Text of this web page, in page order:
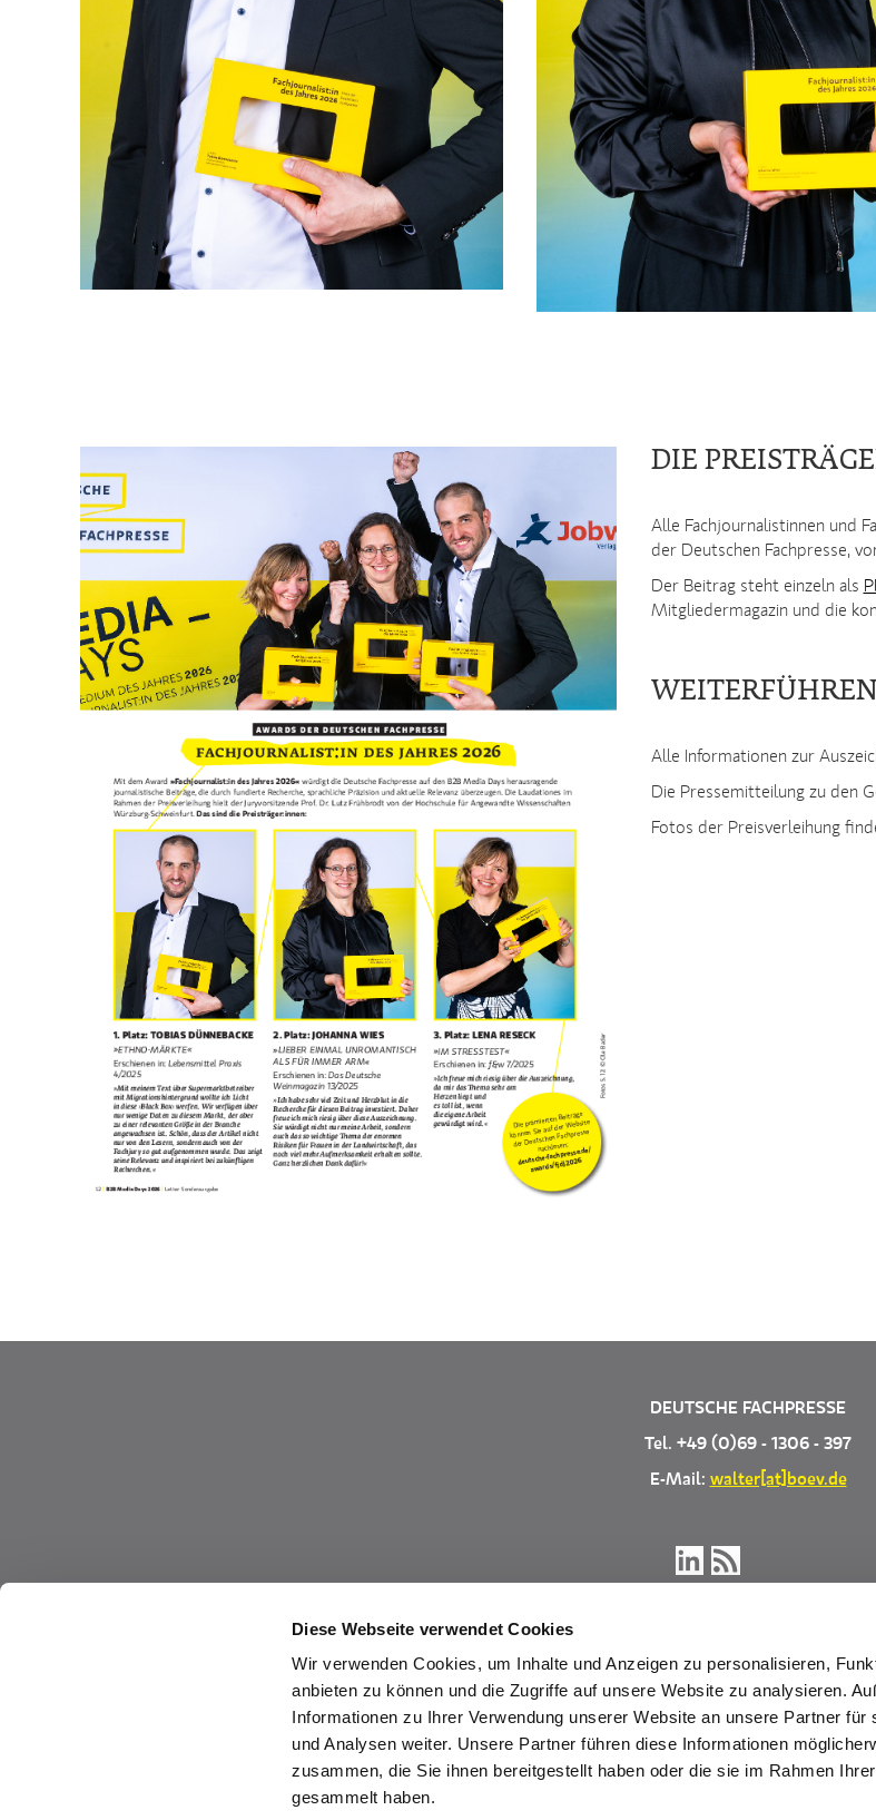
Diese Webseite verwendet Cookies
Wir verwenden Cookies, um Inhalte und Anzeigen zu personalisieren,
anbieten zu können und die Zugriffe auf unsere Website zu analysieren.
Informationen zu Ihrer Verwendung unserer Website an unsere Partner für
und Analysen weiter. Unsere Partner führen diese Informationen
zusammen, die Sie ihnen bereitgestellt haben oder die sie im Rahmen
gesammelt haben.
DIE
Alle Fachjournalistinnen und
der Deutschen Fachpresse,
Der Beitrag steht einzeln als
Mitgliedermagazin und die
Alle Informationen zur
Die Pressemitteilung zu den
Fotos der Preisverleihung
DEUTSCHE FACHPRESSE
Tel. +49 (0)69 - 1306 - 397
E-Mail: walter[at]boev.de
Träger der Deutschen Fachpresse